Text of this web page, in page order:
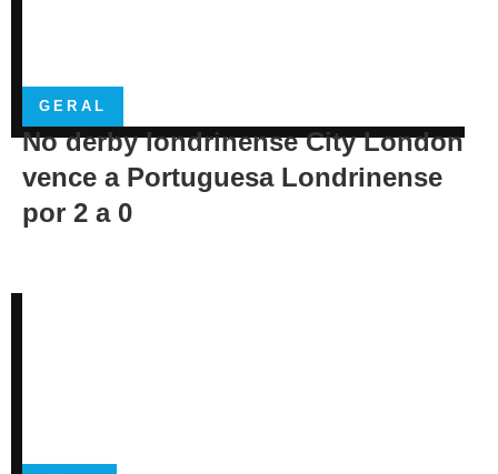
GERAL
No derby londrinense City London
vence a Portuguesa Londrinense
por 2 a 0